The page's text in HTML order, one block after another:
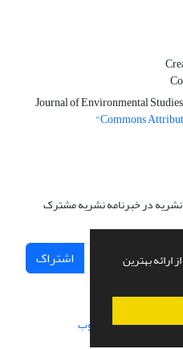
ارائه بهترین
Journal of Environmental
Commons
نشریه در خبرنامه نشریه مشترک
اشتراک
و پیاده سازی از سیناوب